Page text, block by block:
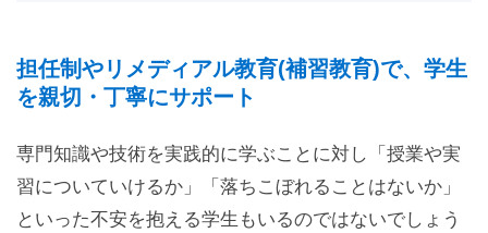
担任制やリメディアル教育(補習教育)で、学生
を親切・丁寧にサポート
専門知識や技術を実践的に学ぶことに対し「授業や実
習についていけるか」「落ちこぼれることはないか」
といった不安を抱える学生もいるのではないでしょう